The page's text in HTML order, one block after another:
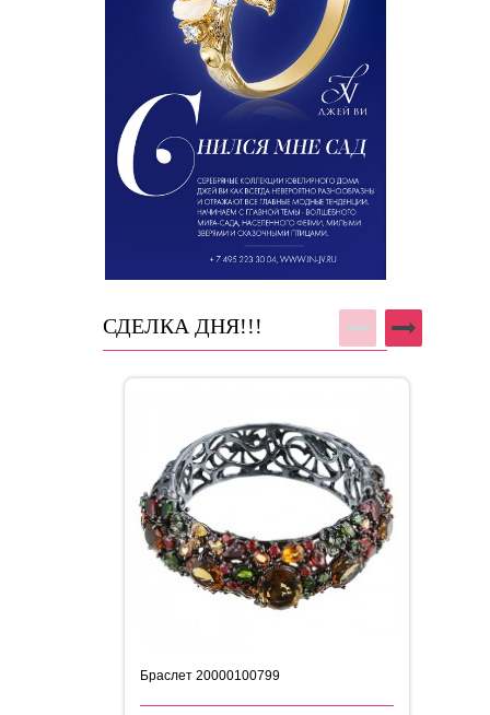
СДЕЛКА ДНЯ!!!
Браслет 20000100799